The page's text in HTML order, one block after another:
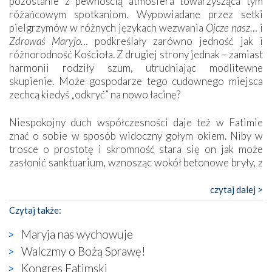
różańcowym spotkaniom. Wypowiadane przez setki
pielgrzymów w różnych językach wezwania Ojcze nasz… i
Zdrowaś Maryjo… podkreślały zarówno jedność jak i
różnorodność Kościoła. Z drugiej strony jednak – zamiast
harmonii rodziły szum, utrudniając modlitewne
skupienie. Może gospodarze tego cudownego miejsca
zechcą kiedyś „odkryć” na nowo łacinę?
Niespokojny duch współczesności daje też w Fatimie
znać o sobie w sposób widoczny gołym okiem. Niby w
trosce o prostotę i skromność stara się on jak może
zasłonić sanktuarium, wznosząc wokół betonowe bryły, z
katolickiego kultu. Tylko co wspólnego z żywą,
autentyczną wiarą mogą mieć płaskie, szare bunkry albo
kaplice, w których Tabernakulum przypomina bardziej
skrzynkę na narzędzia? Albo co powiedzieć o ustawionym
tuż przy nowej bazylice wielkim krzyżu, na którym
zamiast Chrystusa umieszczono dziwaczną postać jakby
wyjętą ze starożytnych hieroglifów? W kulturowym
czytaj dalej >
Czytaj także:
Maryja nas wychowuje
Walczmy o Bożą Sprawę!
Kongres Fatimski